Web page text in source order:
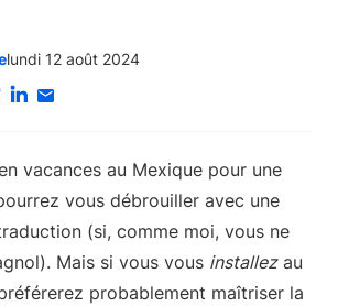
lundi 12 août 2024
vacances au Mexique pour une
vous débrouiller avec une
(si, comme moi, vous ne
Mais si vous vous installezau
probablement maîtriser la